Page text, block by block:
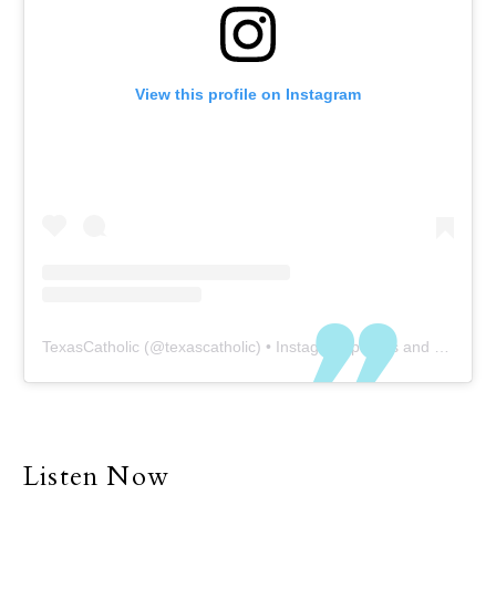
View this profile on Instagram
TexasCatholic (@texascatholic) • Instagram photos and videos
Listen Now